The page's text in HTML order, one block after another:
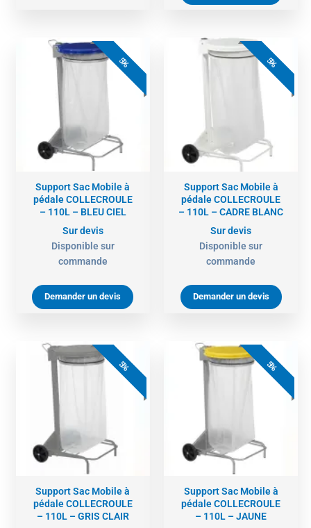
5%
Support Sac Mobile à
pédale COLLECROULE
– 110L – BLEU CIEL
Sur devis
Disponible sur
commande
Demander un devis
5%
Support Sac Mobile à
pédale COLLECROULE
– 110L – CADRE BLANC
Sur devis
Disponible sur
commande
Demander un devis
5%
Support Sac Mobile à
pédale COLLECROULE
– 110L – GRIS CLAIR
5%
Support Sac Mobile à
pédale COLLECROULE
– 110L – JAUNE